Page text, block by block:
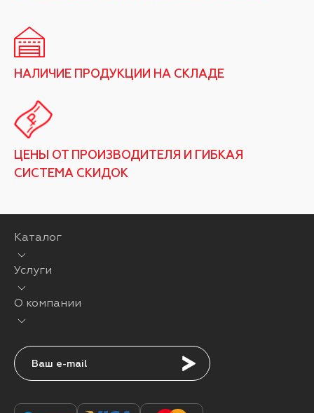
НАЛИЧИЕ ПРОДУКЦИИ НА СКЛАДЕ
ЦЕНЫ ОТ ПРОИЗВОДИТЕЛЯ И ГИБКАЯ
СИСТЕМА СКИДОК
Каталог
Услуги
О компании
Подписаться